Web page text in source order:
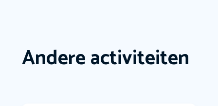
Andere activiteiten